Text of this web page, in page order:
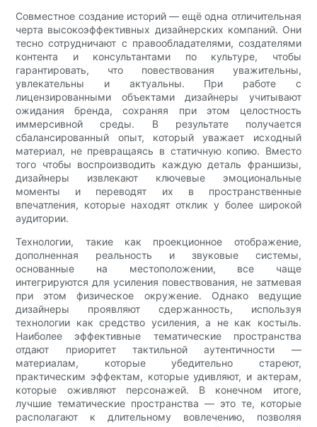
Совместное создание историй — ещё одна отличительная
черта высокоэффективных дизайнерских компаний. Они
тесно сотрудничают с правообладателями, создателями
контента и консультантами по культуре, чтобы
гарантировать, что повествования уважительны,
увлекательны и актуальны. При работе с
лицензированными объектами дизайнеры учитывают
ожидания бренда, сохраняя при этом целостность
иммерсивной среды. В результате получается
сбалансированный опыт, который уважает исходный
материал, не превращаясь в статичную копию. Вместо
того чтобы воспроизводить каждую деталь франшизы,
дизайнеры извлекают ключевые эмоциональные
моменты и переводят их в пространственные
впечатления, которые находят отклик у более широкой
аудитории.
Технологии, такие как проекционное отображение,
дополненная реальность и звуковые системы,
основанные на местоположении, все чаще
интегрируются для усиления повествования, не затмевая
при этом физическое окружение. Однако ведущие
дизайнеры проявляют сдержанность, используя
технологии как средство усиления, а не как костыль.
Наиболее эффективные тематические пространства
отдают приоритет тактильной аутентичности —
материалам, которые убедительно стареют,
практическим эффектам, которые удивляют, и актерам,
которые оживляют персонажей. В конечном итоге,
лучшие тематические пространства — это те, которые
располагают к длительному вовлечению, позволяя